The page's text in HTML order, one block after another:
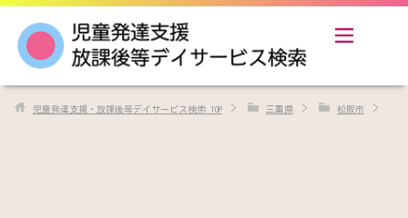
児童発達支援・放課後等デイサービス検索 TOP 三重県 松阪市